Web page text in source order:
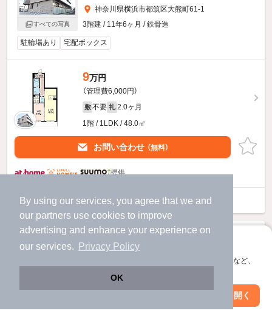
By using our services, you agree that we and
our partners use cookies to improve
advertising and enhance your experience on
our services.
Privacy Policy
OK
アプリに切り替えて、サクサクお部屋探し
会員登録なしですぐ使える。マップ検索やお気に入り保存など、
アプリを開く
すべての写真
神奈川県横浜市都筑区大熊町61-1
3階建 / 11年6ヶ月 / 鉄骨造
駐輪場あり 宅配ボックス
9万円
（管理費6,000円）
敷 不要 礼 2.0ヶ月
1階 / 1LDK / 48.0㎡
お問い合わせ （無料）
提供
ル・ブルジョンのすべての部屋を見る
絞り込み条件を変更